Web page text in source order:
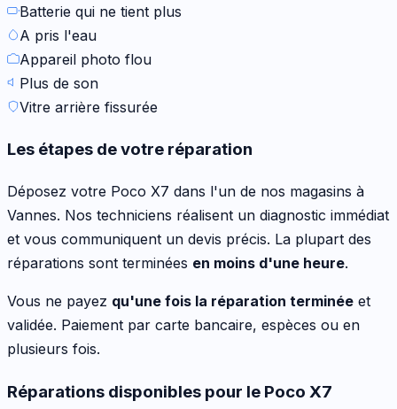
Batterie qui ne tient plus
A pris l'eau
Appareil photo flou
Plus de son
Vitre arrière fissurée
Les étapes de votre réparation
Déposez votre Poco X7 dans l'un de nos magasins à
Vannes. Nos techniciens réalisent un diagnostic immédiat
et vous communiquent un devis précis. La plupart des
réparations sont terminées en moins d'une heure.
Vous ne payez qu'une fois la réparation terminée et
validée. Paiement par carte bancaire, espèces ou en
plusieurs fois.
Réparations disponibles pour le Poco X7